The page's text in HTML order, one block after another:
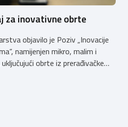
za inovativne obrte
objavilo je Poziv „Inovacije
namijenjen mikro, malim i
obrte iz prerađivačke